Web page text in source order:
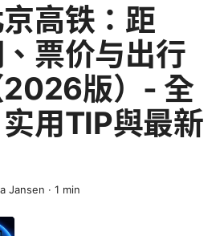
高铁：距
票价与出行
2026版）- 全
用TIP與最新
Jansen · 1 min